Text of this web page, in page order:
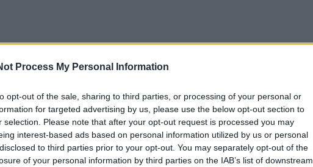
Process My Personal Information
opt-out of the sale, sharing to third parties, or processing of your personal or
for targeted advertising by us, please use the below opt-out section to
selection. Please note that after your opt-out request is processed you may
interest-based ads based on personal information utilized by us or personal
to third parties prior to your opt-out. You may separately opt-out of the
of your personal information by third parties on the IAB’s list of downstream
o visgi su jais susidūrus svarbiausia pasirūpinti
malšinimu.